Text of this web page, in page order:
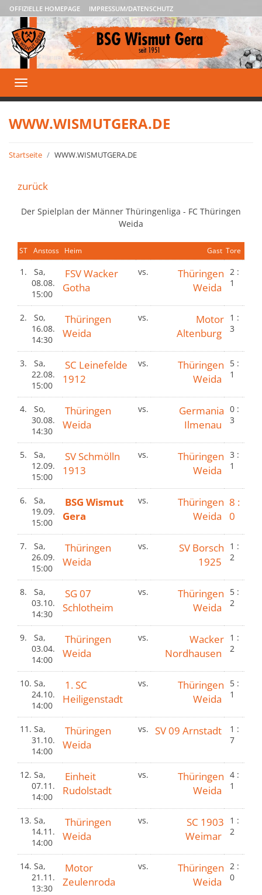
OFFIZIELLE HOMEPAGE IMPRESSUM/DATENSCHUTZ
Toggle
navigation
WWW.WISMUTGERA.DE
Startseite WWW.WISMUTGERA.DE
zurück
Der Spielplan der Männer Thüringenliga - FC Thüringen
Weida
ST Anstoss Heim Gast Tore
1.
Sa,
08.08.
15:00
FSV Wacker
Gotha
vs.
Thüringen
Weida
2 :
1
2.
So,
16.08.
14:30
Thüringen
Weida
vs.
Motor
Altenburg
1 :
3
3.
Sa,
22.08.
15:00
SC Leinefelde
1912
vs.
Thüringen
Weida
5 :
1
4.
So,
30.08.
14:30
Thüringen
Weida
vs.
Germania
Ilmenau
0 :
3
5.
Sa,
12.09.
15:00
SV Schmölln
1913
vs.
Thüringen
Weida
3 :
1
6.
Sa,
19.09.
15:00
BSG Wismut
Gera
vs.
Thüringen
Weida
8 :
0
7.
Sa,
26.09.
15:00
Thüringen
Weida
vs.
SV Borsch
1925
1 :
2
8.
Sa,
03.10.
14:30
SG 07
Schlotheim
vs.
Thüringen
Weida
5 :
2
9.
Sa,
03.04.
14:00
Thüringen
Weida
vs.
Wacker
Nordhausen
1 :
2
10. Sa,
24.10.
14:00
1. SC
Heiligenstadt
vs.
Thüringen
Weida
5 :
1
11. Sa,
31.10.
14:00
Thüringen
Weida
vs. SV 09 Arnstadt
1 :
7
12. Sa,
07.11.
14:00
Einheit
Rudolstadt
vs.
Thüringen
Weida
4 :
1
13. Sa,
14.11.
14:00
Thüringen
Weida
vs.
SC 1903
Weimar
1 :
2
14. Sa,
21.11.
13:30
Motor
Zeulenroda
vs.
Thüringen
Weida
2 :
0